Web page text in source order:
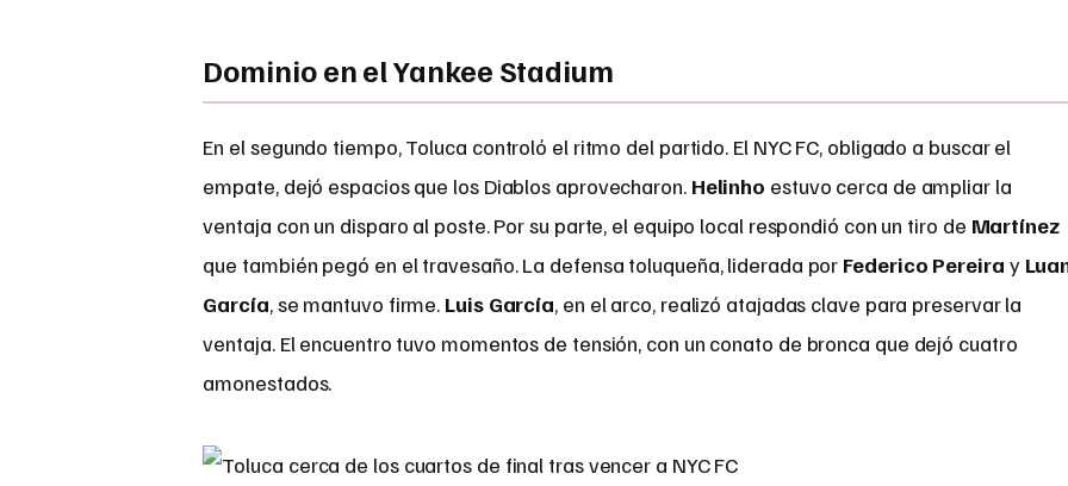
Dominio en el Yankee Stadium
En el segundo tiempo, Toluca controló el ritmo del partido. El NYC FC, obligado a buscar el
empate, dejó espacios que los Diablos aprovecharon. Helinho estuvo cerca de ampliar la
ventaja con un disparo al poste. Por su parte, el equipo local respondió con un tiro de Martínez
que también pegó en el travesaño. La defensa toluqueña, liderada por Federico Pereira y
García, se mantuvo firme. Luis García, en el arco, realizó atajadas clave para preservar la
ventaja. El encuentro tuvo momentos de tensión, con un conato de bronca que dejó cuatro
amonestados.